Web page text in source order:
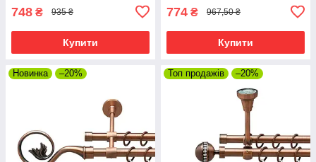
748 ₴ 935 ₴
Купити
774 ₴ 967,50 ₴
Купити
Новинка –20% Топ продажів –20%